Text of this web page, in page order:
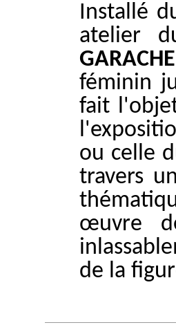
Installé
atelier
GARACHE
féminin
fait
ou celle
travers
œuvre
de la